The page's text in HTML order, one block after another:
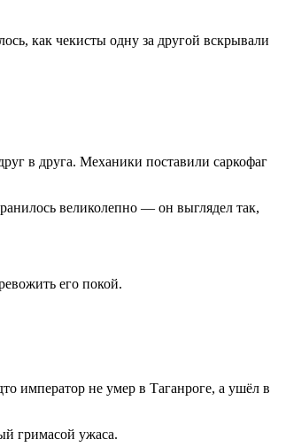
как чекисты одну за другой вскрывали
в друга. Механики поставили саркофаг
великолепно — он выглядел так,
его покой.
император не умер в Таганроге, а ушёл в
гримасой ужаса.